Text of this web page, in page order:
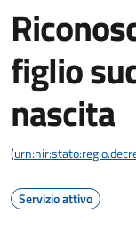
figlio
nascita
(
Servizio attivo